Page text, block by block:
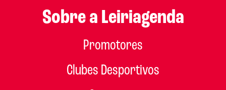
Sobre a Leiriagenda
Promotores
Clubes Desportivos